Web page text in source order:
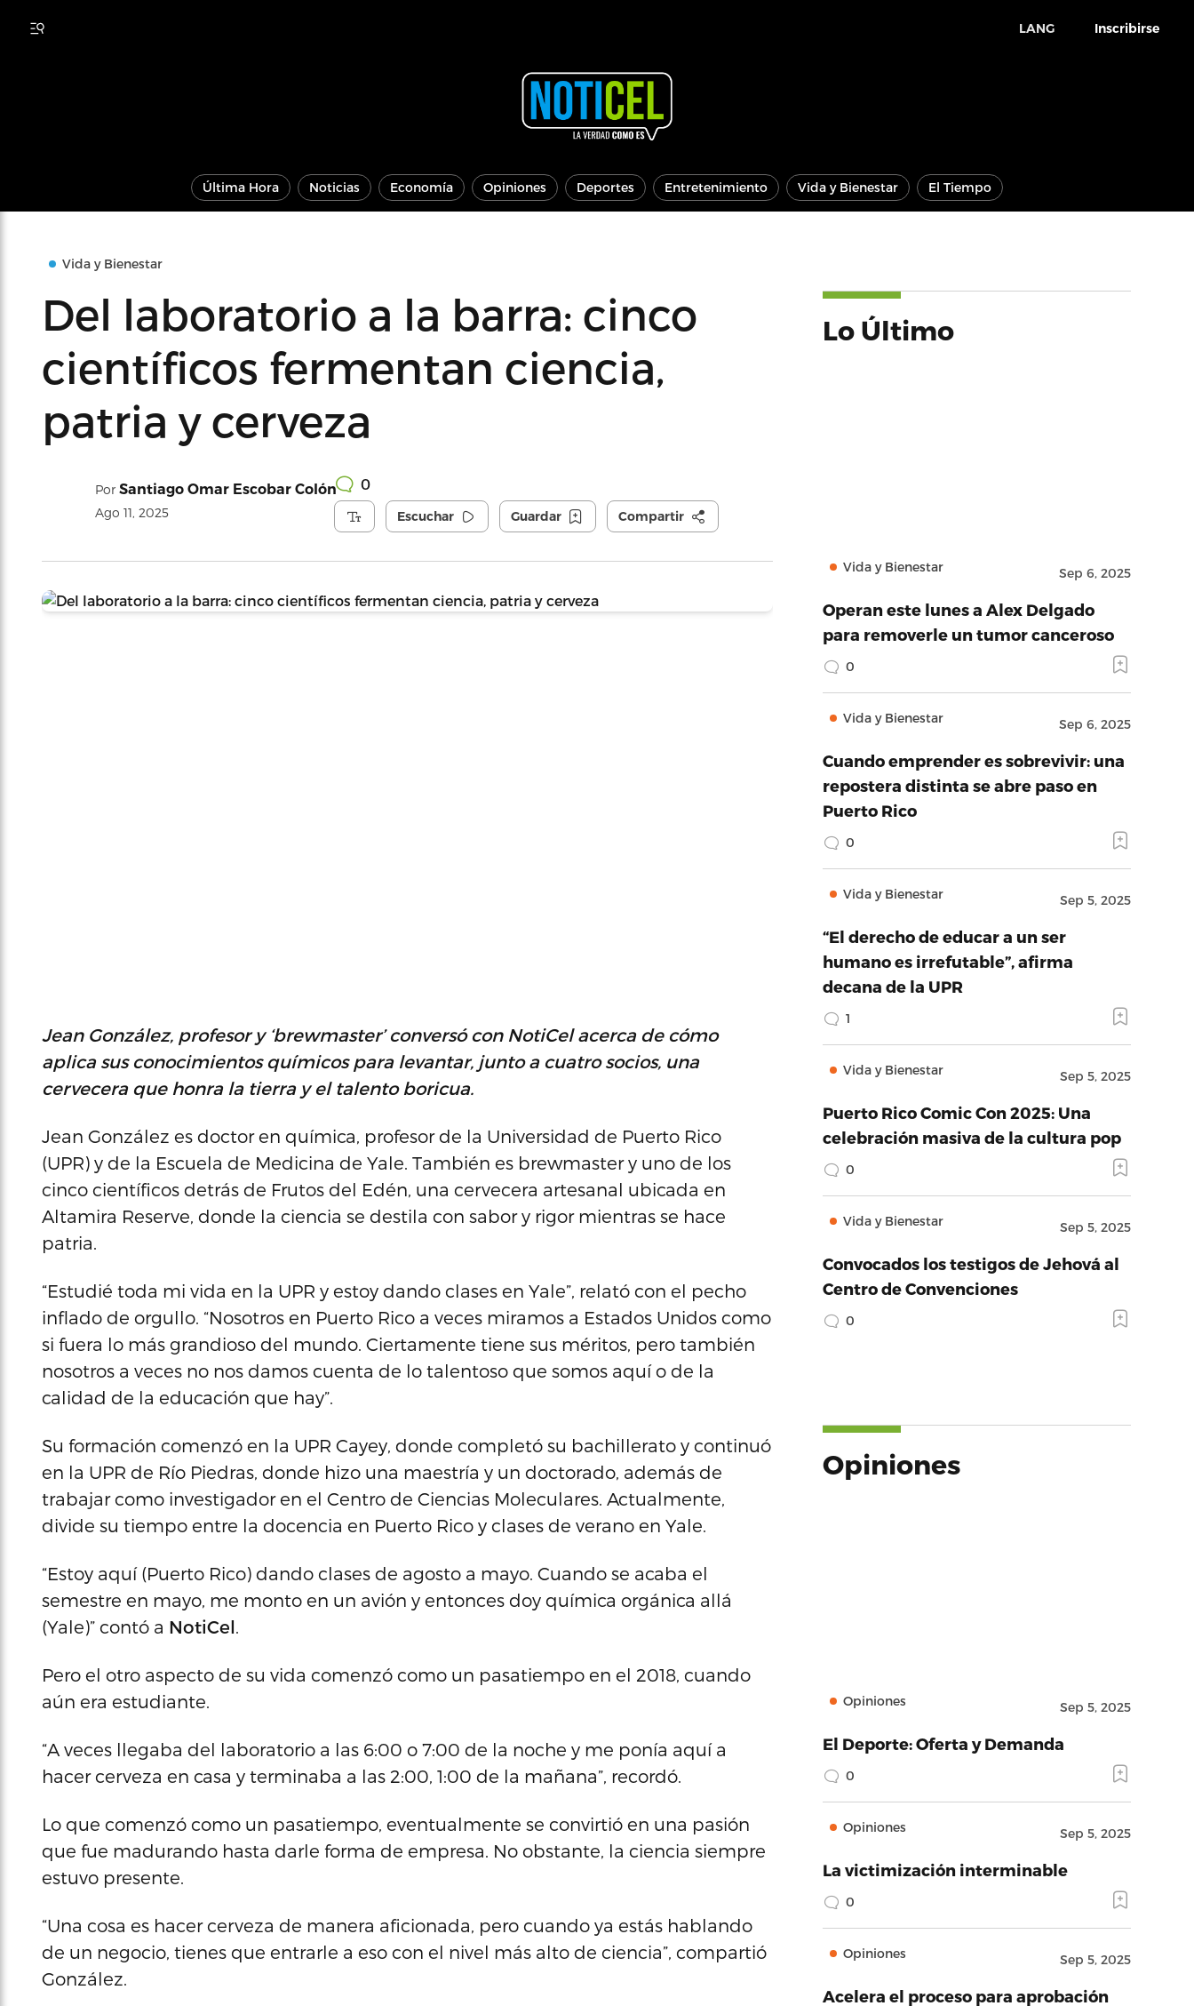
LANG Inscribirse
Última Hora Noticias Economía Opiniones Deportes Entretenimiento Vida y Bienestar El Tiempo
Vida y Bienestar
Del laboratorio a la barra: cinco
científicos fermentan ciencia,
patria y cerveza
Por Santiago Omar Escobar Colón
Ago 11, 2025
0
Escuchar Guardar Compartir
Jean González, profesor y ‘brewmaster’ conversó con NotiCel acerca de cómo
aplica sus conocimientos químicos para levantar, junto a cuatro socios, una
cervecera que honra la tierra y el talento boricua.
Jean González es doctor en química, profesor de la Universidad de Puerto Rico
(UPR) y de la Escuela de Medicina de Yale. También es brewmaster y uno de los
cinco científicos detrás de Frutos del Edén, una cervecera artesanal ubicada en
Altamira Reserve, donde la ciencia se destila con sabor y rigor mientras se hace
patria.
“Estudié toda mi vida en la UPR y estoy dando clases en Yale”, relató con el pecho
inflado de orgullo. “Nosotros en Puerto Rico a veces miramos a Estados Unidos como
si fuera lo más grandioso del mundo. Ciertamente tiene sus méritos, pero también
nosotros a veces no nos damos cuenta de lo talentoso que somos aquí o de la
calidad de la educación que hay”.
Su formación comenzó en la UPR Cayey, donde completó su bachillerato y continuó
en la UPR de Río Piedras, donde hizo una maestría y un doctorado, además de
trabajar como investigador en el Centro de Ciencias Moleculares. Actualmente,
divide su tiempo entre la docencia en Puerto Rico y clases de verano en Yale.
“Estoy aquí (Puerto Rico) dando clases de agosto a mayo. Cuando se acaba el
semestre en mayo, me monto en un avión y entonces doy química orgánica allá
(Yale)” contó a NotiCel.
Pero el otro aspecto de su vida comenzó como un pasatiempo en el 2018, cuando
aún era estudiante.
“A veces llegaba del laboratorio a las 6:00 o 7:00 de la noche y me ponía aquí a
hacer cerveza en casa y terminaba a las 2:00, 1:00 de la mañana”, recordó.
Lo que comenzó como un pasatiempo, eventualmente se convirtió en una pasión
que fue madurando hasta darle forma de empresa. No obstante, la ciencia siempre
estuvo presente.
“Una cosa es hacer cerveza de manera aficionada, pero cuando ya estás hablando
de un negocio, tienes que entrarle a eso con el nivel más alto de ciencia”, compartió
González.
Lo Último
Vida y Bienestar Sep 6, 2025
Operan este lunes a Alex Delgado
para removerle un tumor canceroso
0
Vida y Bienestar Sep 6, 2025
Cuando emprender es sobrevivir: una
repostera distinta se abre paso en
Puerto Rico
0
Vida y Bienestar Sep 5, 2025
“El derecho de educar a un ser
humano es irrefutable”, afirma
decana de la UPR
1
Vida y Bienestar Sep 5, 2025
Puerto Rico Comic Con 2025: Una
celebración masiva de la cultura pop
0
Vida y Bienestar Sep 5, 2025
Convocados los testigos de Jehová al
Centro de Convenciones
0
Opiniones
Opiniones Sep 5, 2025
El Deporte: Oferta y Demanda
0
Opiniones Sep 5, 2025
La victimización interminable
0
Opiniones Sep 5, 2025
Acelera el proceso para aprobación